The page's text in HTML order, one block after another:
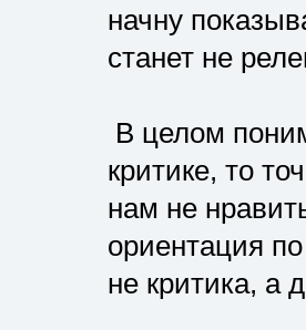
начну
станет не
В целом
критике, то
нам не
ориентация
не критика, а